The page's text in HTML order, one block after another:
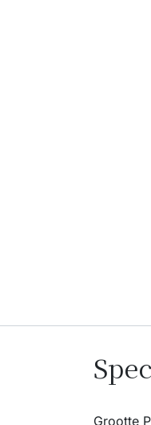
Grootte